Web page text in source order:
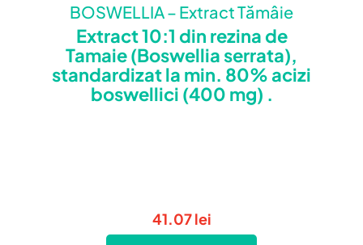
BOSWELLIA – Extract Tămâie
Extract 10:1 din rezina de
Tamaie (Boswellia serrata),
standardizat la min. 80% acizi
boswellici (400 mg) .
41.07lei